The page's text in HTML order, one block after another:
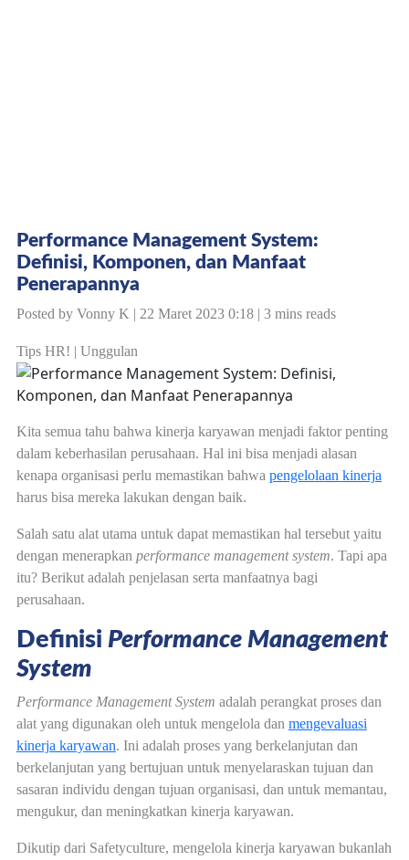
Performance Management System:
Definisi, Komponen, dan Manfaat
Penerapannya
Posted by Vonny K | 22 Maret 2023 0:18 | 3 mins reads
Tips HR! | Unggulan
Kita semua tahu bahwa kinerja karyawan menjadi faktor penting
dalam keberhasilan perusahaan. Hal ini bisa menjadi alasan
kenapa organisasi perlu memastikan bahwa pengelolaan kinerja
harus bisa mereka lakukan dengan baik.
Salah satu alat utama untuk dapat memastikan hal tersebut yaitu
dengan menerapkan performance management system. Tapi apa
itu? Berikut adalah penjelasan serta manfaatnya bagi
perusahaan.
Definisi Performance Management
System
Performance Management System adalah perangkat proses dan
alat yang digunakan oleh untuk mengelola dan mengevaluasi
kinerja karyawan. Ini adalah proses yang berkelanjutan dan
berkelanjutan yang bertujuan untuk menyelaraskan tujuan dan
sasaran individu dengan tujuan organisasi, dan untuk memantau,
mengukur, dan meningkatkan kinerja karyawan.
Dikutip dari Safetyculture, mengelola kinerja karyawan bukanlah